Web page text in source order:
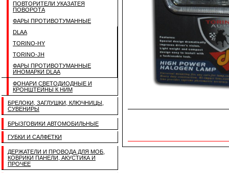
ПОВТОРИТЕЛИ УКАЗАТЕЯ
ПОВОРОТА
ФАРЫ ПРОТИВОТУМАННЫЕ
DLAA
TORINO-HY
TORINO-JH
ФАРЫ ПРОТИВОТУМАННЫЕ
ИНОМАРКИ DLAA
ФОНАРИ СВЕТОДИОДНЫЕ И
КРОНШТЕЙНЫ К НИМ
БРЕЛОКИ, ЗАГЛУШКИ, КЛЮЧНИЦЫ,
СУВЕНИРЫ
БРЫЗГОВИКИ АВТОМОБИЛЬНЫЕ
ГУБКИ И САЛФЕТКИ
ДЕРЖАТЕЛИ И ПРОВОДА ДЛЯ МОБ,
КОВРИКИ ПАНЕЛИ, АКУСТИКА И
ПРОЧЕЕ